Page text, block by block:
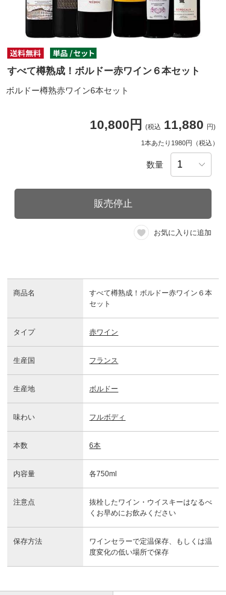
すべて樽熟成！ボルドー赤ワイン６本セット
ボルドー樽熟赤ワイン6本セット
10,800円 (税込 11,880 円)
1本あたり1980円（税込）
数量
販売停止
お気に入りに追加
商品名
すべて樽熟成！ボルドー赤ワイン６本
セット
タイプ 赤ワイン
生産国 フランス
生産地 ボルドー
味わい フルボディ
本数 6本
内容量 各750ml
注意点
抜栓したワイン・ウイスキーはなるべ
くお早めにお飲みください
保存方法
ワインセラーで定温保存、もしくは温
度変化の低い場所で保存